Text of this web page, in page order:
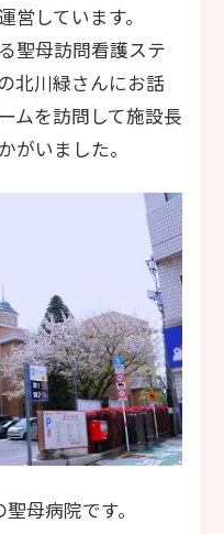
しています。
聖母訪問看護ステ
北川緑さんにお話
ムを訪問して施設長
がいました。
母病院です。